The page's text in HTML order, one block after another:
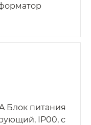
Блок питания
IP00, с